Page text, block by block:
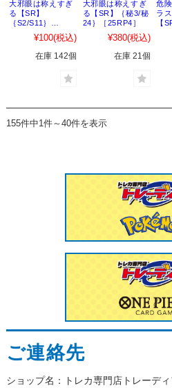
大邪眼は称えすぎ
る【SR】
｛S2/S11｝
［25RP4］
¥100(税込)
在庫 142個
大邪眼は称えすぎ
る【SR】｛秘3/秘
24｝［25RP4］
¥380(税込)
在庫 21個
危
ラ
【
｛
［
155件中1件～40件を表示
ご連絡先
ショップ名：トレカ専門店トレーディ